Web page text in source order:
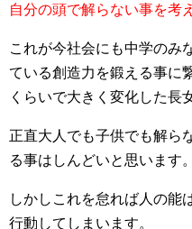
自分の頭で解らない事を考
これが今社会にも中学のみ
ている創造力を鍛える事に
くらいで大きく変化した長
正直大人でも子供でも解ら
る事はしんどいと思います。
しかしこれを怠れば人の能
行動してしまいます。